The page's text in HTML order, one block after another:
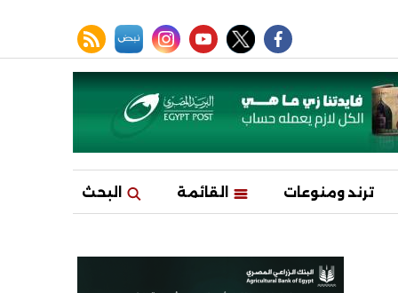
facebook
twitter
youtube
instagram
نبض rss feed
ترند ومنوعات القائمة البحث